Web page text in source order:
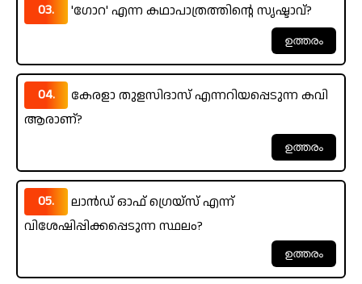
03. 'ഗോറ' എന്ന കഥാപാത്രത്തിന്റെ സൃഷ്ടാവ്?
04.
കേരളാ തുളസിദാസ്‌ എന്നറിയപ്പെടുന്ന കവി
ആരാണ്?
05.
ലാൻഡ് ഓഫ് ഗ്രെയ്‌സ് എന്ന്
വിശേഷിപ്പിക്കപ്പെടുന്ന സ്ഥലം?